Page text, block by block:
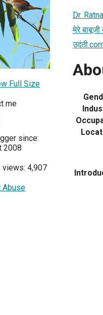
Full Size
me
since:
2008
views: 4,907
Abuse
Dr.
मेरे